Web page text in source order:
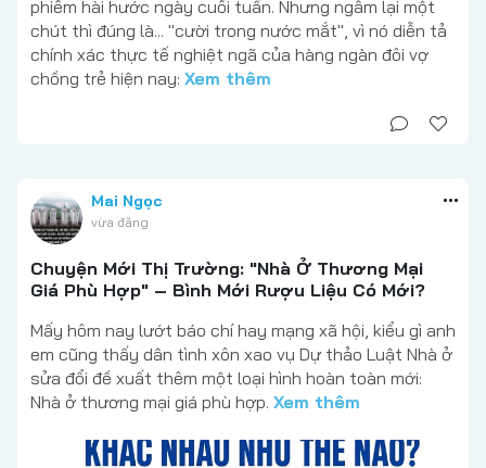
phiếm hài hước ngày cuối tuần. Nhưng ngẫm lại một
chút thì đúng là... "cười trong nước mắt", vì nó diễn tả
chính xác thực tế nghiệt ngã của hàng ngàn đôi vợ
chồng trẻ hiện nay: Xem thêm
Mai Ngọc
vừa đăng
Chuyện Mới Thị Trường: "Nhà Ở Thương Mại
Giá Phù Hợp" – Bình Mới Rượu Liệu Có Mới?
Mấy hôm nay lướt báo chí hay mạng xã hội, kiểu gì anh
em cũng thấy dân tình xôn xao vụ Dự thảo Luật Nhà ở
sửa đổi đề xuất thêm một loại hình hoàn toàn mới:
Nhà ở thương mại giá phù hợp. Xem thêm